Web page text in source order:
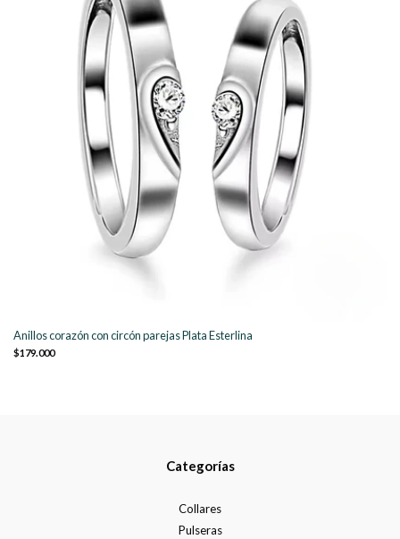
Anillos corazón con circón parejas Plata Esterlina
$179.000
Categorías
Collares
Pulseras